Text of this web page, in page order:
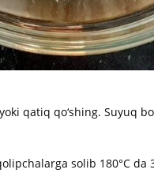
qatiq qo‘shing. Suyuq
solib 180°C